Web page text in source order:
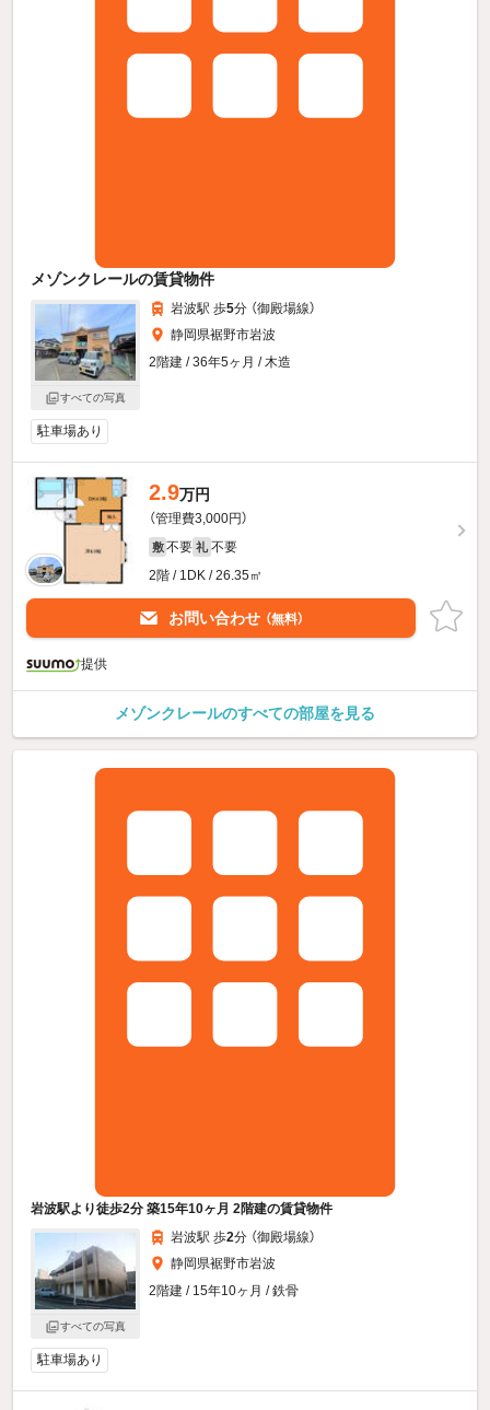
メゾンクレールの賃貸物件
すべての写真
岩波駅 歩5分 （御殿場線）
静岡県裾野市岩波
2階建 / 36年5ヶ月 / 木造
駐車場あり
2.9万円
（管理費3,000円）
敷 不要 礼 不要
2階 / 1DK / 26.35㎡
お問い合わせ （無料）
提供
メゾンクレールのすべての部屋を見る
岩波駅より徒歩2分 築15年10ヶ月 2階建の賃貸物件
すべての写真
岩波駅 歩2分 （御殿場線）
静岡県裾野市岩波
2階建 / 15年10ヶ月 / 鉄骨
駐車場あり